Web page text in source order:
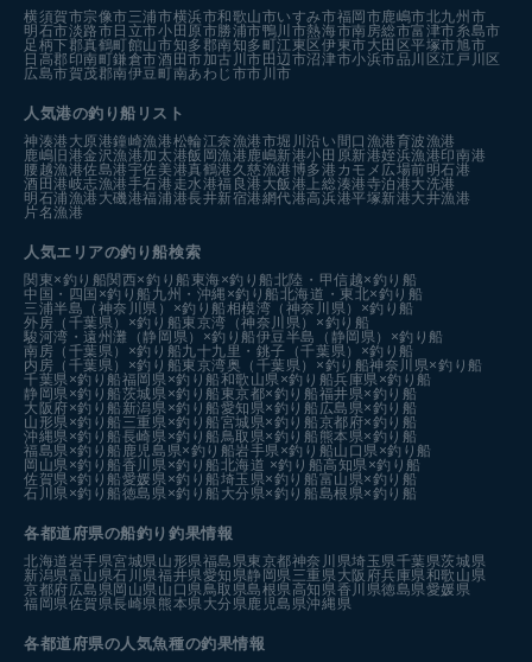
横須賀市宗像市三浦市横浜市和歌山市いすみ市福岡市鹿嶋市北九州市
明石市淡路市 日立市小田原市勝浦市鴨川市熱海市南房総市富津市糸島市
足柄下郡真鶴町館山市知多郡南知多町江東区伊東市大田区平塚市旭市
日高郡印南町鎌倉市酒田市加古川市 田辺市沼津市小浜市品川区江戸川区
広島市賀茂郡南伊豆町南あわじ市市川市
人気港の釣り船リスト
神湊港 大原港鐘崎漁港松輪江奈漁港市堀川沿い 間口漁港育波漁港
鹿嶋旧港金沢漁港加太港飯岡漁港鹿嶋新港小田原新港姪浜漁港印南港
腰越漁港佐島港宇佐美港真鶴港 久慈漁港博多港カモメ広場前明石港
酒田港岐志漁港手石港 走水港福良港 大飯港 上総湊港寺泊港大洗港
明石浦漁港 大磯港福浦港長井新宿港網代港高浜港平塚新港大井漁港
片名漁港
人気エリアの釣り船検索
関東×釣り船関西×釣り船 東海×釣り船北陸・甲信越×釣り船
中国・四国×釣り船 九州・沖縄×釣り船北海道・東北×釣り船
三浦半島（神奈川県）×釣り船相模湾（神奈川県）×釣り船
外房（千葉県）×釣り船東京湾（神奈川県）×釣り船
駿河湾・遠州灘（静岡県）×釣り船伊豆半島（静岡県）×釣り船
南房（千葉県）×釣り船九十九里・銚子（千葉県）×釣り船
内房（千葉県）×釣り船東京湾奥（千葉県）×釣り船神奈川県×釣り船
千葉県×釣り船福岡県×釣り船和歌山県×釣り船兵庫県×釣り船
静岡県×釣り船茨城県×釣り船 東京都×釣り船福井県×釣り船
大阪府×釣り船 新潟県×釣り船愛知県×釣り船 広島県×釣り船
山形県×釣り船 三重県×釣り船宮城県×釣り船京都府×釣り船
沖縄県×釣り船長崎県×釣り船鳥取県×釣り船 熊本県×釣り船
福島県×釣り船 鹿児島県×釣り船岩手県×釣り船山口県×釣り船
岡山県×釣り船香川県×釣り船北海道 ×釣り船高知県×釣り船
佐賀県×釣り船愛媛県×釣り船埼玉県×釣り船富山県×釣り船
石川県×釣り船徳島県×釣り船 大分県×釣り船島根県×釣り船
各都道府県の船釣り釣果情報
北海道岩手県宮城県山形県福島県東京都神奈川県埼玉県千葉県茨城県
新潟県富山県石川県福井県愛知県静岡県三重県大阪府兵庫県和歌山県
京都府広島県岡山県山口県鳥取県島根県高知県香川県徳島県愛媛県
福岡県佐賀県長崎県熊本県大分県鹿児島県沖縄県
各都道府県の人気魚種の釣果情報